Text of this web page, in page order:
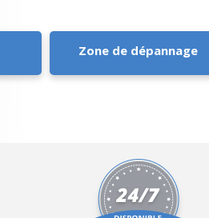
Zone de dépannage